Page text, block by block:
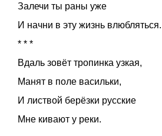
Залечи ты раны уже
И начни в эту жизнь влюбляться.
* * *
Вдаль зовёт тропинка узкая,
Манят в поле васильки,
И листвой берёзки русские
Мне кивают у реки.